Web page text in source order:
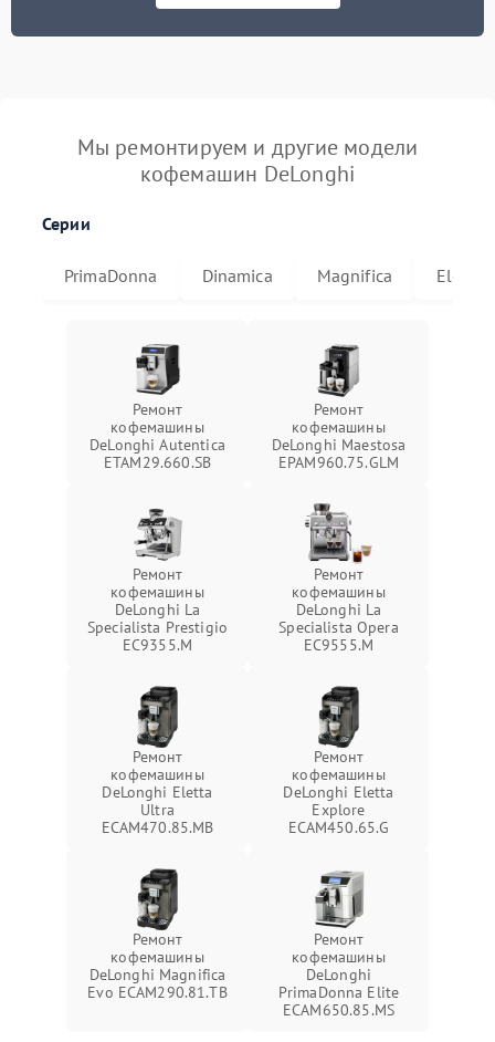
Мы ремонтируем и другие модели
кофемашин DeLonghi
Серии
PrimaDonna Dinamica Magnifica Eletta
Ремонт
кофемашины
DeLonghi Autentica
ETAM29.660.SB
Ремонт
кофемашины
DeLonghi Maestosa
EPAM960.75.GLM
Ремонт
кофемашины
DeLonghi La
Specialista Prestigio
EC9355.M
Ремонт
кофемашины
DeLonghi La
Specialista Opera
EC9555.M
Ремонт
кофемашины
DeLonghi Eletta
Ultra
ECAM470.85.MB
Ремонт
кофемашины
DeLonghi Eletta
Explore
ECAM450.65.G
Ремонт
кофемашины
DeLonghi Magnifica
Evo ECAM290.81.TB
Ремонт
кофемашины
DeLonghi
PrimaDonna Elite
ECAM650.85.MS